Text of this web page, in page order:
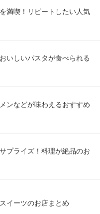
満喫！リピートしたい人気
いしいパスタが食べられる
ンなどが味わえるおすすめ
プライズ！料理が絶品のお
イーツのお店まとめ